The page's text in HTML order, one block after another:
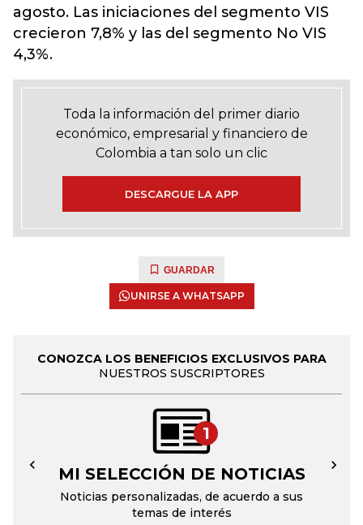
agosto. Las iniciaciones del segmento VIS
crecieron 7,8% y las del segmento No VIS
4,3%.
Toda la información del primer diario
económico, empresarial y financiero de
Colombia a tan solo un clic
DESCARGUE LA APP
GUARDAR
UNIRSE A WHATSAPP
CONOZCA LOS BENEFICIOS EXCLUSIVOS PARA
NUESTROS SUSCRIPTORES
1
MI SELECCIÓN DE NOTICIAS
Noticias personalizadas, de acuerdo a sus
temas de interés
← →